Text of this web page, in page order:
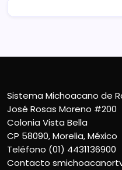
Sistema Michoacano de
José Rosas Moreno #200
Colonia Vista Bella
CP 58090, Morelia, México
Teléfono (01) 4431136900
Contacto